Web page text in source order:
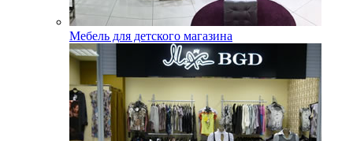
Мебель для детского магазина